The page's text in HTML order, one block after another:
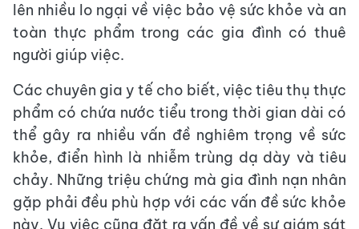
lên nhiều lo ngại về việc bảo vệ sức khỏe và an
toàn thực phẩm trong các gia đình có thuê
người giúp việc.
Các chuyên gia y tế cho biết, việc tiêu thụ thực
phẩm có chứa nước tiểu trong thời gian dài có
thể gây ra nhiều vấn đề nghiêm trọng về sức
khỏe, điển hình là nhiễm trùng dạ dày và tiêu
chảy. Những triệu chứng mà gia đình nạn nhân
gặp phải đều phù hợp với các vấn đề sức khỏe
này. Vụ việc cũng đặt ra vấn đề về sự giám sát